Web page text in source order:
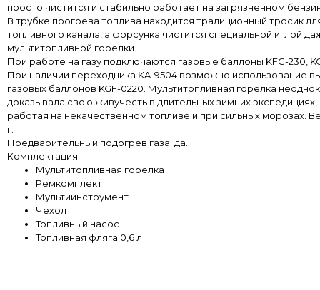
просто чистится и стабильно работает на загрязненном
В трубке прогрева топлива находится традиционный тросик
топливного канала, а форсунка чистится специальной иглой
мультитопливной горелки.
При работе на газу подключаются газовые баллоны KFG-230,
При наличии переходника KA-9504 возможно использование
газовых баллонов KGF-0220. Мультитопливная горелка
доказывала свою живучесть в длительных зимних
работая на некачественном топливе и при сильных морозах.
г.
Предварительный подогрев газа: да.
Комплектация:
Мультитопливная горелка
Ремкомплект
Мультиинструмент
Чехол
Топливный насос
Топливная фляга 0,6 л